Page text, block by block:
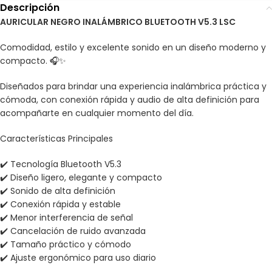
Descripción
AURICULAR NEGRO INALÁMBRICO BLUETOOTH V5.3 LSC
Comodidad, estilo y excelente sonido en un diseño moderno y
compacto. 🎧✨
Diseñados para brindar una experiencia inalámbrica práctica y
cómoda, con conexión rápida y audio de alta definición para
acompañarte en cualquier momento del día.
Características Principales
✔️ Tecnología Bluetooth V5.3
✔️ Diseño ligero, elegante y compacto
✔️ Sonido de alta definición
✔️ Conexión rápida y estable
✔️ Menor interferencia de señal
✔️ Cancelación de ruido avanzada
✔️ Tamaño práctico y cómodo
✔️ Ajuste ergonómico para uso diario